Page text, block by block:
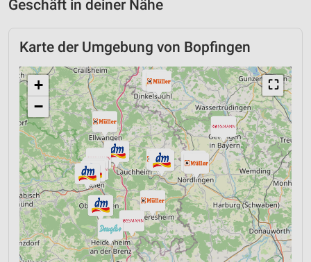
Geschäft in deiner Nähe
Karte der Umgebung von Bopfingen
⛶
+
−